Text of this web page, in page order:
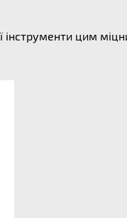
інструменти цим